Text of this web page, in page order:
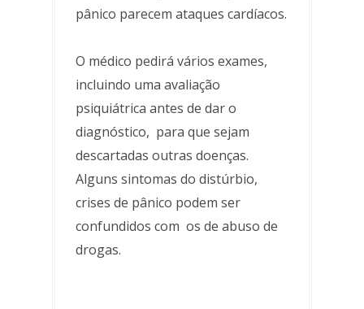
pânico parecem ataques cardíacos.
O médico pedirá vários exames,
incluindo uma avaliação
psiquiátrica antes de dar o
diagnóstico, para que sejam
descartadas outras doenças.
Alguns sintomas do distúrbio,
crises de pânico podem ser
confundidos com os de abuso de
drogas.